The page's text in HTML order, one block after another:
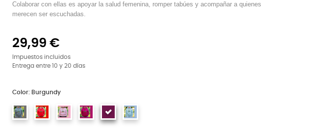
Colaborar con ellas es apoyar la salud femenina, romper tabúes y acompañar a quienes
merecen ser escuchadas.
29,99 €
Impuestos incluidos
Entrega entre 10 y 20 días
Color: Burgundy